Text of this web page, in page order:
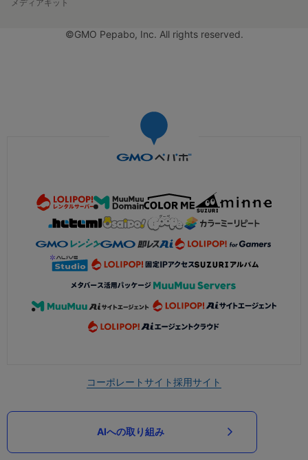
メディアキット
©GMO Pepabo, Inc. All rights reserved.
コーポレートサイト採用サイト
AIへの取り組み